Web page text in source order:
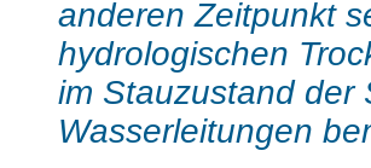
anderen Zeitpunkt
hydrologischen
im Stauzustand der
Wasserleitungen